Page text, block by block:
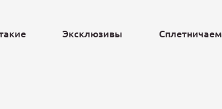
Эксклюзивы Сплетничаем